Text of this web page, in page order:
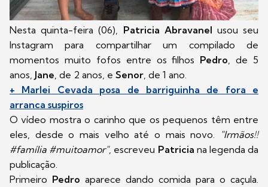
Nesta quinta-feira (06), Patricia Abravanel usou seu
Instagram para compartilhar um compilado de
momentos muito fofos entre os filhos Pedro , de 5
anos, Jane , de 2 anos, e Senor , de 1 ano.
+ Marlei Cevada posa de barriguinha de fora e
arranca suspiros
O vídeo mostra o carinho que os pequenos têm entre
eles, desde o mais velho até o mais novo.
"Irmãos!!
#família #muitoamor", escreveu Patricia na legenda da
publicação.
Primeiro Pedro aparece dando comida para o caçula.